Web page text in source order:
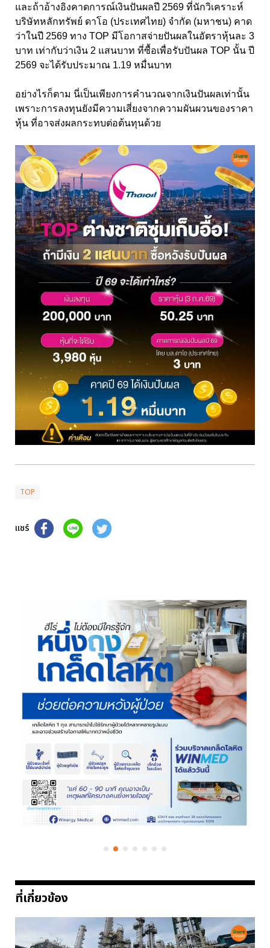
และถ้าอ้างอิงคาดการณ์เงินปันผลปี 2569 ที่นักวิเคราะห์
บริษัทหลักทรัพย์ ดาโอ (ประเทศไทย) จำกัด (มหาชน) คาด
ว่าในปี 2569 ทาง TOP มีโอกาสจ่ายปันผลในอัตราหุ้นละ 3
บาท เท่ากับว่าเงิน 2 แสนบาท ที่ซื้อเพื่อรับปันผล TOP นั้น ปี
2569 จะได้รับประมาณ 1.19 หมื่นบาท
อย่างไรก็ตาม นี่เป็นเพียงการคำนวณจากเงินปันผลเท่านั้น
เพราะการลงทุนยังมีความเสี่ยงจากความผันผวนของราคา
หุ้น ที่อาจส่งผลกระทบต่อต้นทุนด้วย
TOP
แชร์
ที่เกี่ยวข้อง